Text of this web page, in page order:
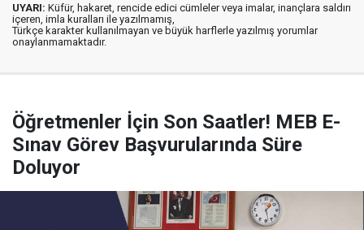
UYARI: Küfür, hakaret, rencide edici cümleler veya imalar, inançlara saldırı
içeren, imla kuralları ile yazılmamış,
Türkçe karakter kullanılmayan ve büyük harflerle yazılmış yorumlar
onaylanmamaktadır.
Öğretmenler İçin Son Saatler! MEB E-
Sınav Görev Başvurularında Süre
Doluyor